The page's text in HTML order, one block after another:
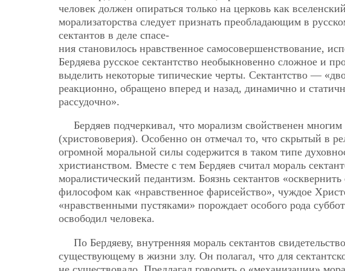
человек должен опираться только на церковь как
морализаторства следует признать преобладающим в
сектантов в деле спасе-
ния становилось нравственное самосовершенствование,
Бердяева русское сектантство необыкновенно сложное и
выделить некоторые типические черты. Сектантство —
реакционно, обращено вперед и назад, динамично и
рассудочно».
Бердяев подчеркивал, что морализм свойственен
(христововерия). Особенно он отмечал то, что скрытый в
огромной моральной силы содержится в таком типе
христианством. Вместе с тем Бердяев считал мораль
моралистический педантизм. Боязнь сектантов
философом как «нравственное фарисейство», чуждое
«нравственными пустяками» порождает особого рода
освободил человека.
По Бердяеву, внутренняя мораль сектантов
существующему в жизни злу. Он полагал, что для